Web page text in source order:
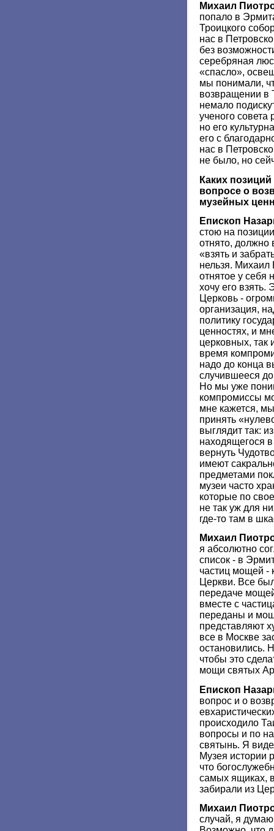
Михаил
попало в
Троицкого
нас в
без
серебряная
«спасло»,
мы понимали,
возвращении в
немало
ученого
но его
его с
нас в
не было, но
Каких
вопросе о
музейных
Епископ
стою на
отнято, должно
«взять и
нельзя. Михаил
отнятое у себя
хочу его взять.
Церковь -
организация,
политику
ценностях, и
церковных, так
время
надо до конца
случившееся
Но мы уже
компромиссы
мне кажется,
принять
выглядит так:
находящегося
вернуть
имеют
предметами
музеи часто
которые по
не так уж для
где-то там в
Михаил
я абсолютно
список - в
частиц мощей -
Церкви. Все
передаче
вместе с
переданы и
представляют
все в Москве
остановились.
чтобы это
мощи святых
Епископ
вопрос и о
происходило
вопросы и по
святынь. Я
Музея истории
что
самых ящиках,
забирали из
Михаил
случай, я